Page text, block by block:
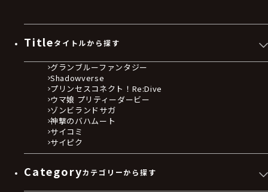
Titleタイトルから探す
グランブルーファンタジー
Shadowverse
プリンセスコネクト！Re:Dive
ウマ娘 プリティーダービー
ゾンビランドサガ
神撃のバハムート
サイコミ
サイピク
Categoryカテゴリーから探す